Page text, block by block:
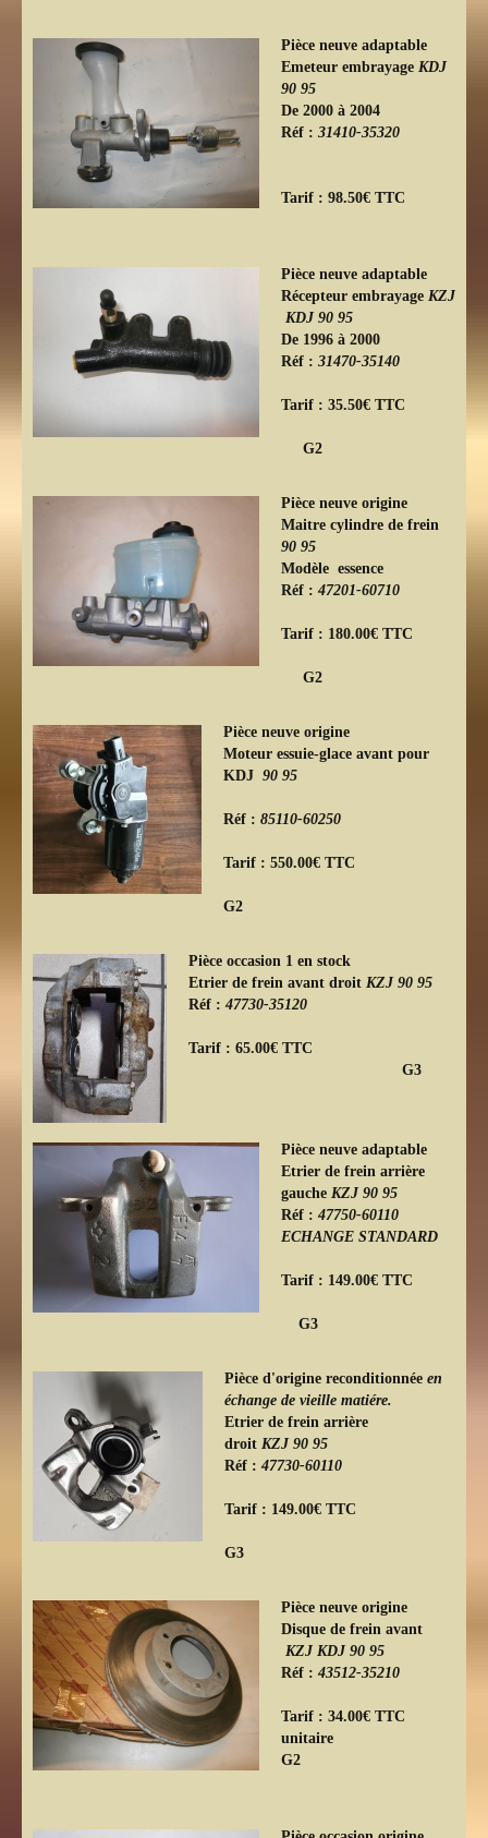
Pièce neuve adaptable
Emeteur embrayage KDJ
90 95
De 2000 à 2004
Réf : 31410-35320
Tarif : 98.50€ TTC
Pièce neuve adaptable
Récepteur embrayage KZJ
KDJ 90 95
De 1996 à 2000
Réf : 31470-35140
Tarif : 35.50€ TTC
G2
Pièce neuve origine
Maitre cylindre de frein
90 95
Modèle essence
Réf : 47201-60710
Tarif : 180.00€ TTC
G2
Pièce neuve origine
Moteur essuie-glace avant pour
KDJ 90 95
Réf : 85110-60250
Tarif : 550.00€ TTC
G2
Pièce occasion 1 en stock
Etrier de frein avant droit KZJ 90 95
Réf : 47730-35120
Tarif : 65.00€ TTC
G3
Pièce neuve adaptable
Etrier de frein arrière
gauche KZJ 90 95
Réf : 47750-60110
ECHANGE STANDARD
Tarif : 149.00€ TTC
G3
Pièce d'origine reconditionnée en
échange de vieille matiére.
Etrier de frein arrière
droit KZJ 90 95
Réf : 47730-60110
Tarif : 149.00€ TTC
G3
Pièce neuve origine
Disque de frein avant
KZJ KDJ 90 95
Réf : 43512-35210
Tarif : 34.00€ TTC
unitaire
G2